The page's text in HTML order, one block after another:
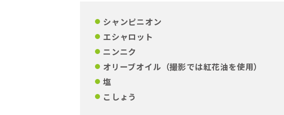
シャンピニオン
エシャロット
ニンニク
オリーブオイル（撮影では紅花油を使用）
塩
こしょう